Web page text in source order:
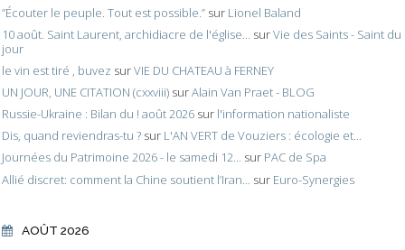
”Écouter le peuple. Tout est possible.” sur Lionel Baland
10 août. Saint Laurent, archidiacre de l'église... surVie des Saints - Saint du
jour
le vin est tiré , buvez surVIE DU CHATEAU à FERNEY
UN JOUR, UNE CITATION (cxxviii) surAlain Van Praet - BLOG
Russie-Ukraine : Bilan du ! août 2026 sur l'information nationaliste
Dis, quand reviendras-tu ? sur L'AN VERT de Vouziers : écologie et...
Journées du Patrimoine 2026 - le samedi 12... sur PAC de Spa
Allié discret: comment la Chine soutient l’Iran... sur Euro-Synergies
AOÛT 2026